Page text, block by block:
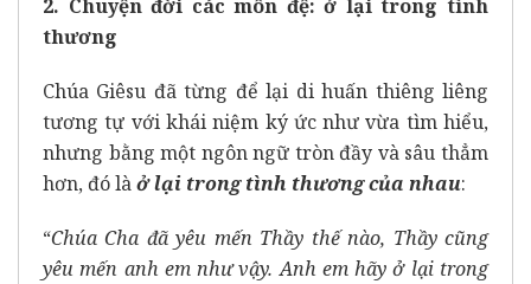
2. Chuyện đời các môn đệ: ở lại trong tình
thương
Chúa Giêsu đã từng để lại di huấn thiêng liêng
tương tự với khái niệm ký ức như vừa tìm hiểu,
nhưng bằng một ngôn ngữ tròn đầy và sâu thẳm
hơn, đó làở lại trong tình thương của nhau:
“Chúa Cha đã yêu mến Thầy thế nào, Thầy cũng
yêu mến anh em như vậy. Anh em hãy ở lại trong